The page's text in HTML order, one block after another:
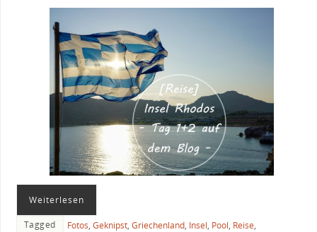
Weiterlesen
Tagged Fotos, Geknipst, Griechenland, Insel, Pool, Reise,